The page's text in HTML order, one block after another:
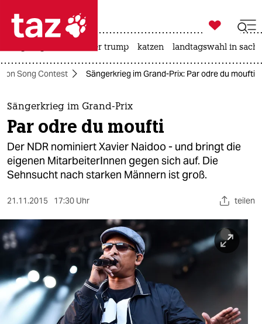
 taz zahl ich
taz zahl ich
themen
politik
öko
sport
berlin
nord
wahrheit

taz zahl ich
usa unter trump katzen landtagswahl in
Song Contest Sängerkrieg im Grand-Prix: Par odre du moufti
Sängerkrieg im Grand-Prix
Par odre du moufti
Der NDR nominiert Xavier Naidoo - und bringt die
eigenen MitarbeiterInnen gegen sich auf. Die
Sehnsucht nach starken Männern ist groß.
21.11.2015 17:30 Uhr teilen